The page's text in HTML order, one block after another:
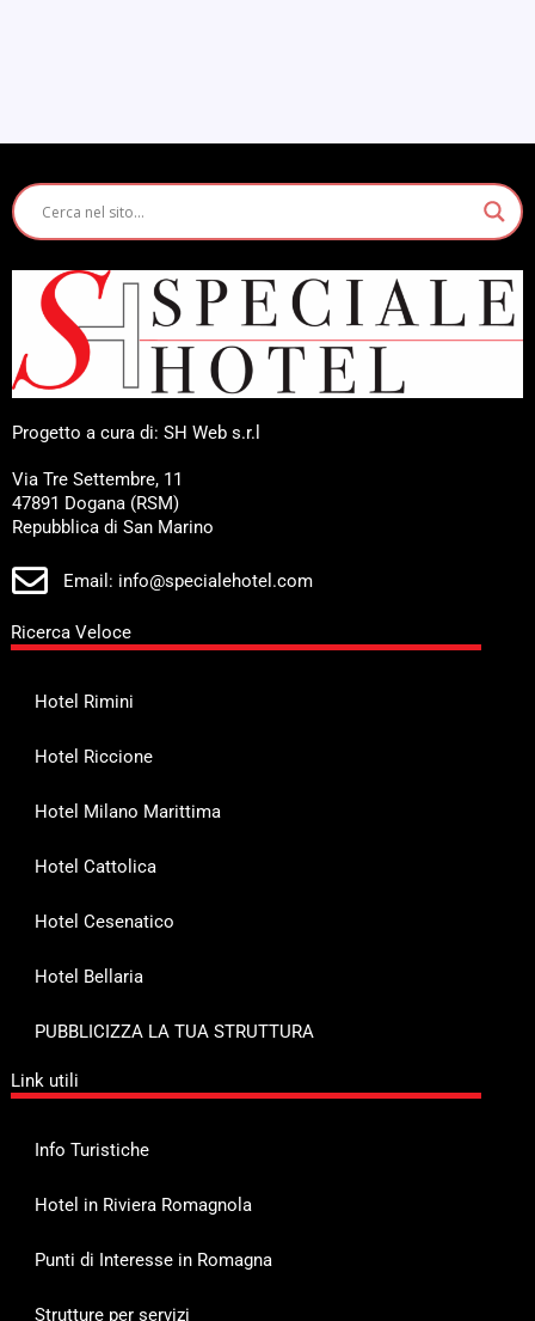
Progetto a cura di: SH Web s.r.l
Via Tre Settembre, 11
47891 Dogana (RSM)
Repubblica di San Marino
Email: info@specialehotel.com
Ricerca Veloce
Hotel Rimini
Hotel Riccione
Hotel Milano Marittima
Hotel Cattolica
Hotel Cesenatico
Hotel Bellaria
PUBBLICIZZA LA TUA STRUTTURA
Link utili
Info Turistiche
Hotel in Riviera Romagnola
Punti di Interesse in Romagna
Strutture per servizi